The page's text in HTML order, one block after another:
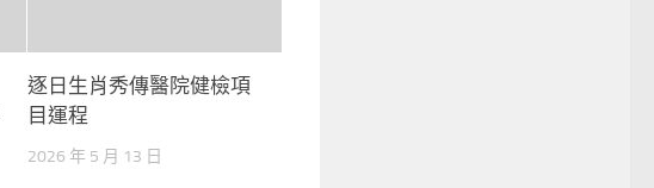
逐日生肖秀傳醫院健檢項
目運程
2026 年 5 月 13 日